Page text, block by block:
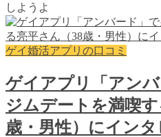
しようよ
ゲイ婚活アプリの口コミ
ゲイアプリ「アン
ジムデートを満喫
歳・男性）にイン